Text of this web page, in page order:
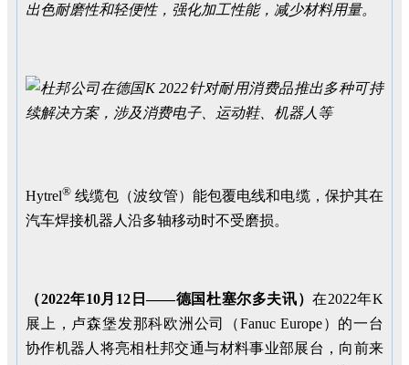
出色耐磨性和轻便性，强化加工性能，减少材料用量。
Hytrel® 线缆包（波纹管）能包覆电线和电缆，保护其在
汽车焊接机器人沿多轴移动时不受磨损。
（2022年10月 12 日——德国杜塞尔多夫讯）在2022年K
展上，卢森堡发那科欧洲公司（Fanuc Europe）的一台
协作机器人将亮相杜邦交通与材料事业部展台，向前来